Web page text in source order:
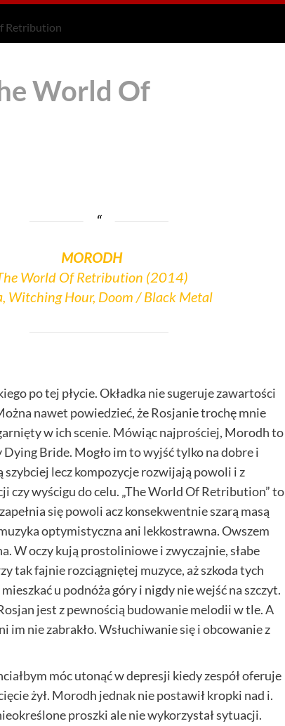
Retribution
World Of
MORODH
World Of Retribution (2014)
Witching Hour, Doom / Black Metal
po tej płycie. Okładka nie sugeruje zawartości
nawet powiedzieć, że Rosjanie trochę mnie
w ich scenie. Mówiąc najprościej, Morodh to
Bride. Mogło im to wyjść tylko na dobre i
szybciej lecz kompozycje rozwijają powoli i z
czy wyścigu do celu. „The World Of Retribution” to
się powoli acz konsekwentnie szarą masą
optymistyczna ani lekkostrawna. Owszem
W oczy kują prostoliniowe i zwyczajnie, słabe
tak fajnie rozciągniętej muzyce, aż szkoda tych
u podnóża góry i nigdy nie wejść na szczyt.
jest z pewnością budowanie melodii w tle. A
im nie zabrakło. Wsłuchiwanie się i obcowanie z
móc utonąć w depresji kiedy zespół oferuje
żył. Morodh jednak nie postawił kropki nad i.
proszki ale nie wykorzystał sytuacji.